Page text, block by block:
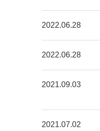
2022.06.28
2022.06.28
2021.09.03
2021.07.02